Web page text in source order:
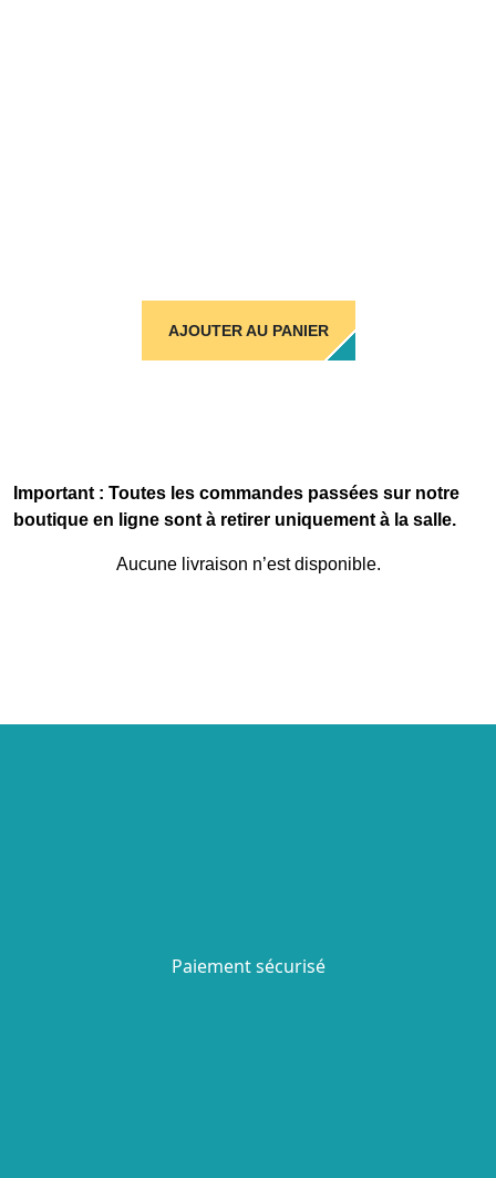
AJOUTER AU PANIER
Important : Toutes les commandes passées sur notre
boutique en ligne sont à retirer uniquement à la salle.
Aucune livraison n’est disponible.
Paiement sécurisé